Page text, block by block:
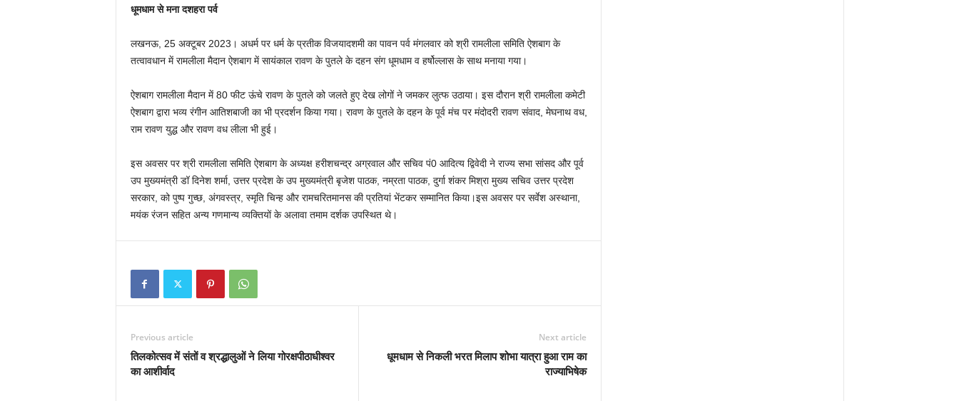
धूमधाम से मना दशहरा पर्व
लखनऊ, 25 अक्टूबर 2023। अधर्म पर धर्म के प्रतीक विजयादशमी का पावन पर्व मंगलवार को श्री रामलीला समिति ऐशबाग के
तत्वावधान में रामलीला मैदान ऐशबाग में सायंकाल रावण के पुतले के दहन संग धूमधाम व हर्षोल्लास के साथ मनाया गया।
ऐशबाग रामलीला मैदान में 80 फीट ऊंचे रावण के पुतले को जलते हुए देख लोगों ने जमकर लुत्फ उठाया। इस दौरान श्री रामलीला कमेटी
ऐशबाग द्वारा भव्य रंगीन आतिशबाजी का भी प्रदर्शन किया गया। रावण के पुतले के दहन के पूर्व मंच पर मंदोदरी रावण संवाद, मेघनाथ वध,
राम रावण युद्ध और रावण वध लीला भी हुई।
इस अवसर पर श्री रामलीला समिति ऐशबाग के अध्यक्ष हरीशचन्द्र अग्रवाल और सचिव पं0 आदित्य द्विवेदी ने राज्य सभा सांसद और पूर्व
उप मुख्यमंत्री डॉ दिनेश शर्मा, उत्तर प्रदेश के उप मुख्यमंत्री बृजेश पाठक, नम्रता पाठक, दुर्गा शंकर मिश्रा मुख्य सचिव उत्तर प्रदेश
सरकार, को पुष्प गुच्छ, अंगवस्त्र, स्मृति चिन्ह और रामचरितमानस की प्रतियां भेंटकर सम्मानित किया।इस अवसर पर सर्वेश अस्थाना,
मयंक रंजन सहित अन्य गणमान्य व्यक्तियों के अलावा तमाम दर्शक उपस्थित थे।
Previous article
तिलकोत्सव में संतों व श्रद्धालुओं ने लिया गोरक्षपीठाधीश्वर
का आशीर्वाद
Next article
धूमधाम से निकली भरत मिलाप शोभा यात्रा हुआ राम का
राज्याभिषेक